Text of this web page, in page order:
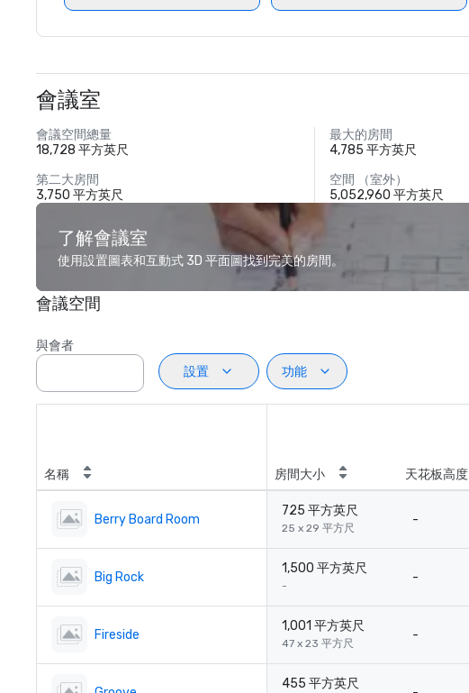
會議室
會議空間總量
18,728 平方英尺
最大的房間
4,785 平方英尺
第二大房間
3,750 平方英尺
空間 （室外）
5,052,960 平方英尺
了解會議室
使用設置圖表和互動式 3D 平面圖找到完美的房間。
會議空間
與會者
設置
功能
名稱 房間大小 天花板高度
Berry Board Room
725 平方英尺
25 x 29 平方尺
-
Big Rock
1,500 平方英尺
-
-
Fireside
1,001 平方英尺
47 x 23 平方尺
-
455 平方英尺